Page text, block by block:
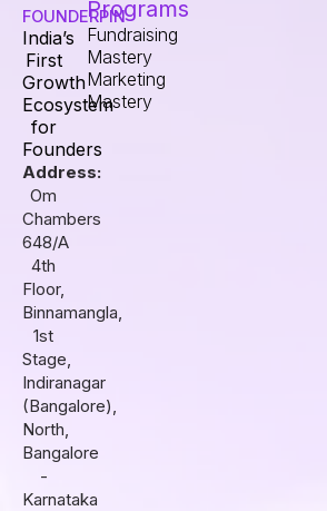
FOUNDERPIN
India’s
First
Growth
Ecosystem
for
Founders
Address:
Om
Chambers
648/A
4th
Floor,
Binnamangla,
1st
Stage,
Indiranagar
(Bangalore),
North,
Bangalore
-
Karnataka
Programs
Fundraising
Mastery
Marketing
Mastery